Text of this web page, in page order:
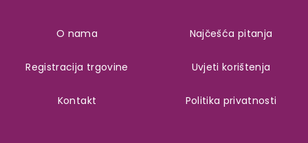
O nama
Registracija trgovine
Kontakt
Najčešća pitanja
Uvjeti korištenja
Politika privatnosti